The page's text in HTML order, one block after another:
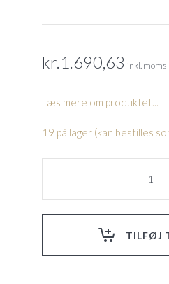
kr. 1.690,63 inkl. moms
Læs mere om produktet...
19 på lager (kan bestilles
quantity
TILFØJ